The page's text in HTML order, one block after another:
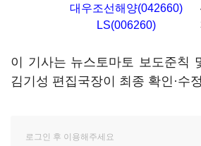
대우조선해양(042660)
LS(006260)
이 기사는 뉴스토마토 보도준칙
김기성 편집국장이 최종 확인·수